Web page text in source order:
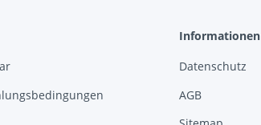
Informationen
Datenschutz
AGB